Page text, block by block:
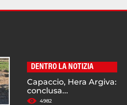
DENTRO LA NOTIZIA
Capaccio, Hera Argiva:
conclusa...
4982